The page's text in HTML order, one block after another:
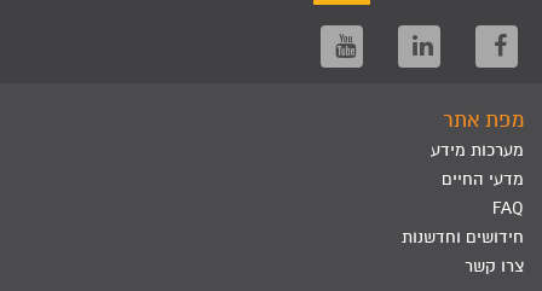
מפת אתר
מערכות מידע
מדעי החיים
FAQ
חידושים וחדשנות
צרו קשר